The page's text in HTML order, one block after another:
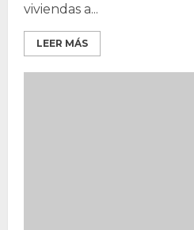
viviendas a...
LEER MÁS